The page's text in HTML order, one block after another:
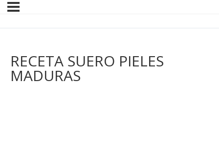
RECETA SUERO PIELES
MADURAS